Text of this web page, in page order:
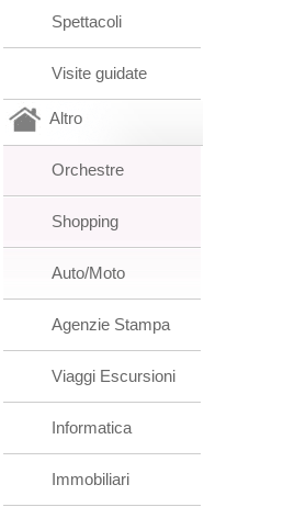
Spettacoli
Visite guidate
Altro
Orchestre
Shopping
Auto/Moto
Agenzie Stampa
Viaggi Escursioni
Informatica
Immobiliari